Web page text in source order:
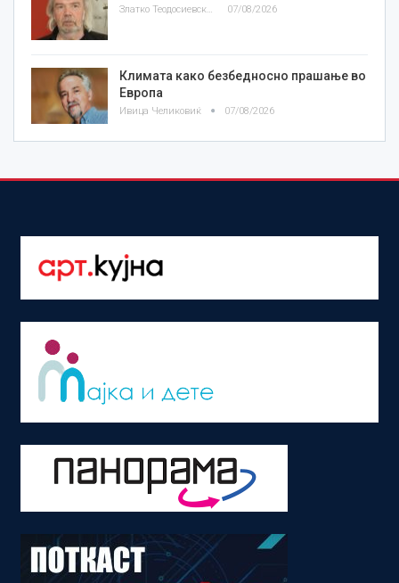
Златко Теодосиевски 07/08/2026
Климата како безбедносно прашање во
Европа
Ивица Челиковиќ 07/08/2026